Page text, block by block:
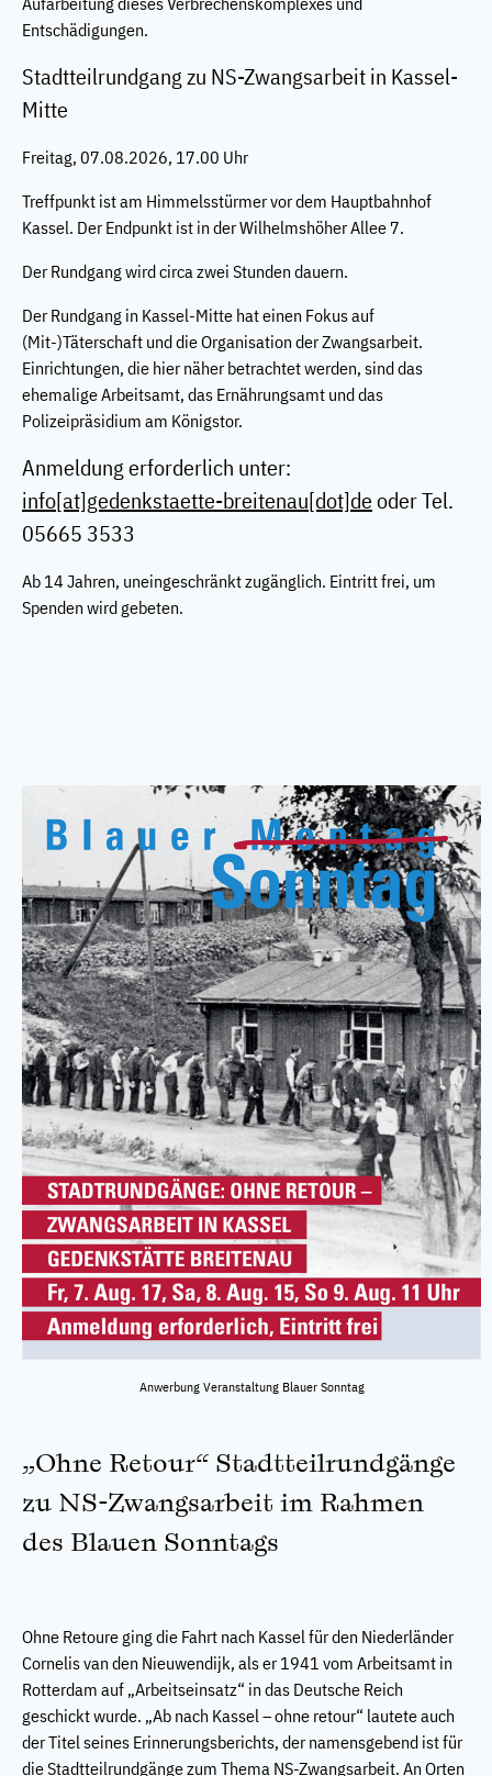
Entschädigungen.
Stadtteilrundgang zu NS-Zwangsarbeit in Kassel-
Mitte
Freitag, 07.08.2026, 17.00 Uhr
Treffpunkt ist am Himmelsstürmer vor dem Hauptbahnhof
Kassel. Der Endpunkt ist in der Wilhelmshöher Allee 7.
Der Rundgang wird circa zwei Stunden dauern.
Der Rundgang in Kassel-Mitte hat einen Fokus auf
(Mit-)Täterschaft und die Organisation der Zwangsarbeit.
Einrichtungen, die hier näher betrachtet werden, sind das
ehemalige Arbeitsamt, das Ernährungsamt und das
Polizeipräsidium am Königstor.
Anmeldung erforderlich unter:
info[at]gedenkstaette-breitenau[dot]deoder Tel.
05665 3533
Ab 14 Jahren, uneingeschränkt zugänglich. Eintritt frei, um
Spenden wird gebeten.
Anwerbung Veranstaltung Blauer Sonntag
„Ohne Retour“ Stadtteilrundgänge
zu NS-Zwangsarbeit im Rahmen
des Blauen Sonntags
Ohne Retoure ging die Fahrt nach Kassel für den Niederländer
Cornelis van den Nieuwendijk, als er 1941 vom Arbeitsamt in
Rotterdam auf „Arbeitseinsatz“ in das Deutsche Reich
geschickt wurde. „Ab nach Kassel – ohne retour“ lautete auch
der Titel seines Erinnerungsberichts, der namensgebend ist für
die Stadtteilrundgänge zum Thema NS-Zwangsarbeit. An Orten